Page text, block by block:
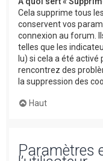
Cela supprime tous
conservent vos
connexion au forum.
telles que les
lu) si cela a été
rencontrez des
la suppression des
Haut
Paramètres